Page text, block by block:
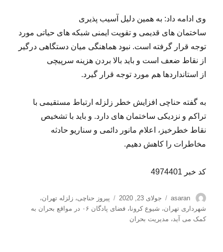
وی ادامه داد: به همین دلیل آسیب پذیری
ساختمان های قدیمی و تقویت ایمنی شبکه های حیاتی مورد
توجه قرار گرفته است. نبود هماهنگی میان دستگاهی درگیر
از نقاط ضعف است و باید بالا بردن هزینه سرپیچی
از استانداردها هم مورد توجه قرار گیرد.
به گفته حناچی افزایش خطر زلزله ارتباط مستقیمی با
تراکم و نزدیکی ساختمان های دارد. و باید با تشخیص
نقاط خطرخیز، اعلام مانور دائمی و سناریو حادثه
مخاطرات را کاهش دهیم.
کد خبر 4974401
نویسنده
asaran
ارسال
شده
در
جولای 23, 2020 برچسب‌ها
پیروز حناچی،زلزله تهران،
شهرداری تهران، شیوع کرونا ،
فضای پادگان ۰۶ در مواقع بحران به
کمک می آید ، مدیریت بحران